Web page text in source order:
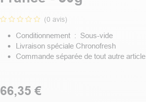
(0 avis)
Conditionnement : Sous-vide
Livraison spéciale Chronofresh
Commande séparée de tout autre article
66,35 €